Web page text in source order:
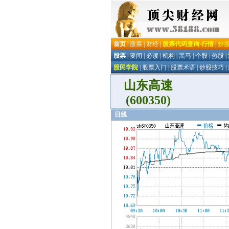
山东高速
(600350)
日线